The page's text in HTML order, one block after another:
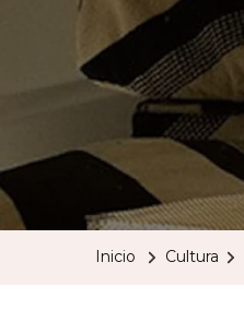
Inicio Cultura